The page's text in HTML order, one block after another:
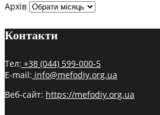
Архів
Контакти
Тел: +38 (044) 599-000-5
E-mail: info@mefodiy.org.ua
Веб-сайт: https://mefodiy.org.ua